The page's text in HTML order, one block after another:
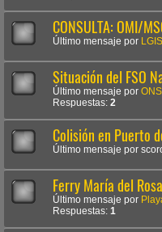
CONSULTA: OMI/
Último mensaje por LGIS
Situación del FSO
Último mensaje por
Respuestas: 2
Colisión en Puerto
Último mensaje por
Ferry María del
Último mensaje por
Respuestas: 1